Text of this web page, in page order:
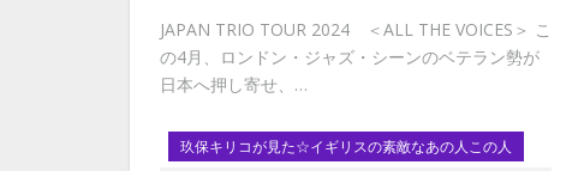
JAPAN TRIO TOUR 2024 ＜ALL THE VOICES＞ こ
の4月、ロンドン・ジャズ・シーンのベテラン勢が
日本へ押し寄せ、…
玖保キリコが見た☆イギリスの素敵なあの人この人